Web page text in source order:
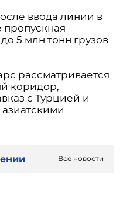
ввода линии в
5 млн тонн грузов
рассматривается
коридор,
с Турцией и
Все новости